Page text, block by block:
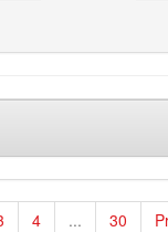
4 ... 30